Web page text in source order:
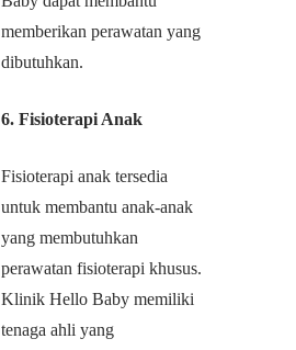
memberikan perawatan yang
dibutuhkan.
6. Fisioterapi Anak
Fisioterapi anak tersedia
untuk membantu anak-anak
yang membutuhkan
perawatan fisioterapi khusus.
Klinik Hello Baby memiliki
tenaga ahli yang